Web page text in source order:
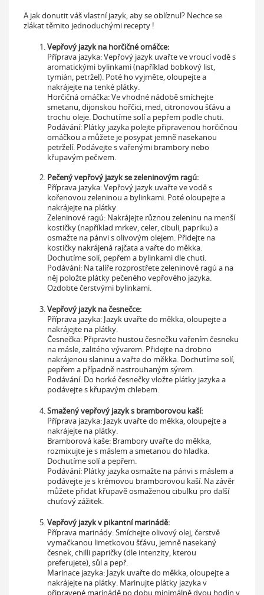
A jak donutit váš vlastní jazyk, aby se oblíznul? Nechce se
zlákat těmito jednoduchými recepty !
Vepřový jazyk na horčičné omáčce:
Příprava jazyka: Vepřový jazyk uvařte ve vroucí vodě s
aromatickými bylinkami (například bobkový list,
tymián, petržel). Poté ho vyjměte, oloupejte a
nakrájejte na tenké plátky.
Horčičná omáčka: Ve vhodné nádobě smíchejte
smetanu, dijonskou hořčici, med, citronovou šťávu a
trochu oleje. Dochutíme solí a pepřem podle chuti.
Podávání: Plátky jazyka polejte připravenou horčičnou
omáčkou a můžete je posypat jemně nasekanou
petrželí. Podávejte s vařenými brambory nebo
křupavým pečivem.
Pečený vepřový jazyk se zeleninovým ragú:
Příprava jazyka: Vepřový jazyk uvařte ve vodě s
kořenovou zeleninou a bylinkami. Poté oloupejte a
nakrájejte na plátky.
Zeleninové ragú: Nakrájejte různou zeleninu na menší
kostičky (například mrkev, celer, cibuli, papriku) a
osmažte na pánvi s olivovým olejem. Přidejte na
kostičky nakrájená rajčata a vařte do měkka.
Dochutíme solí, pepřem a bylinkami dle chuti.
Podávání: Na talíře rozprostřete zeleninové ragú a na
něj položte plátky pečeného vepřového jazyka.
Ozdobte čerstvými bylinkami.
Vepřový jazyk na česnečce:
Příprava jazyka: Jazyk uvařte do měkka, oloupejte a
nakrájejte na plátky.
Česnečka: Připravte hustou česnečku vařením česneku
na másle, zalitého vývarem. Přidejte na drobno
nakrájenou slaninu a vařte do měkka. Dochutíme solí,
pepřem a případně nastrouhaným sýrem.
Podávání: Do horké česnečky vložte plátky jazyka a
podávejte s křupavým chlebem.
Smažený vepřový jazyk s bramborovou kaší:
Příprava jazyka: Jazyk uvařte do měkka, oloupejte a
nakrájejte na plátky.
Bramborová kaše: Brambory uvařte do měkka,
rozmixujte je s máslem a smetanou do hladka.
Dochutíme solí a pepřem.
Podávání: Plátky jazyka osmažte na pánvi s máslem a
podávejte je s krémovou bramborovou kaší. Na závěr
můžete přidat křupavě osmaženou cibulku pro další
chuťový zážitek.
Vepřový jazyk v pikantní marinádě:
Příprava marinády: Smíchejte olivový olej, čerstvě
vymačkanou limetkovou šťávu, jemně nasekaný
česnek, chilli papričky (dle intenzity, kterou
preferujete), sůl a pepř.
Marinace jazyka: Jazyk uvařte do měkka, oloupejte a
nakrájejte na plátky. Marinujte plátky jazyka v
připravené marinádě po dobu minimálně dvou hodin v